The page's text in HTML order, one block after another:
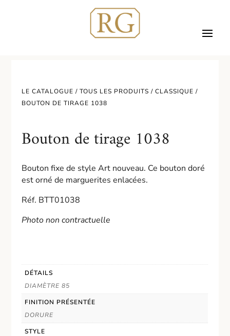
LE CATALOGUE /TOUS LES PRODUITS /CLASSIQUE /
BOUTON DE TIRAGE 1038
Bouton de tirage 1038
Bouton fixe de style Art nouveau. Ce bouton doré
est orné de marguerites enlacées.
Réf. BTT01038
Photo non contractuelle
DÉTAILS
DIAMÈTRE 85
FINITION PRÉSENTÉE
DORURE
STYLE